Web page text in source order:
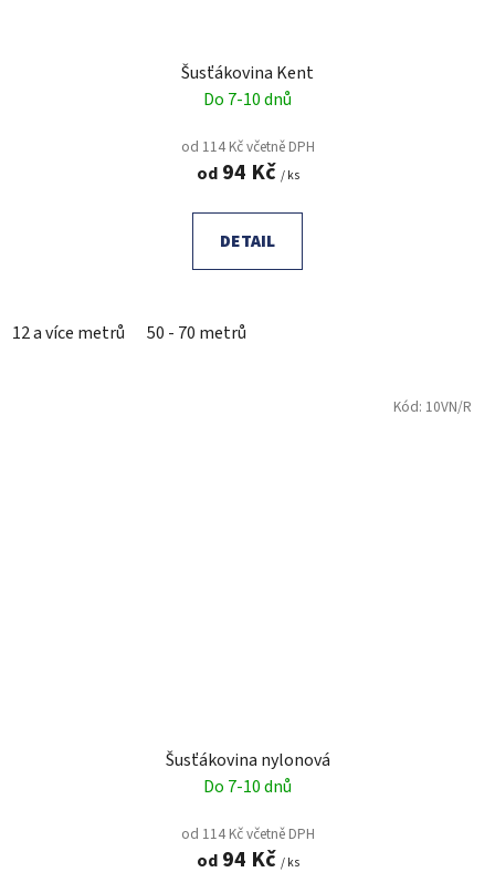
Šusťákovina Kent
Do 7-10 dnů
od 114 Kč včetně DPH
od94 Kč / ks
DETAIL
12 a více metrů 50 - 70 metrů
Šusťákovina nylonová
Do 7-10 dnů
od 114 Kč včetně DPH
od94 Kč / ks
Kód: 10VN/R